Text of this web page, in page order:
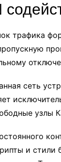
трафика
сеть
узлы
и стили